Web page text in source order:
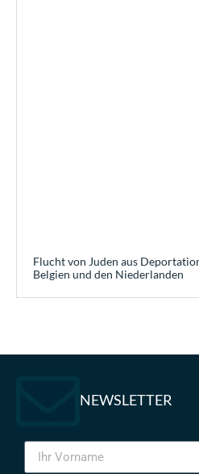
Flucht von Juden aus
Belgien und den Niederlanden
NEWSLETTER